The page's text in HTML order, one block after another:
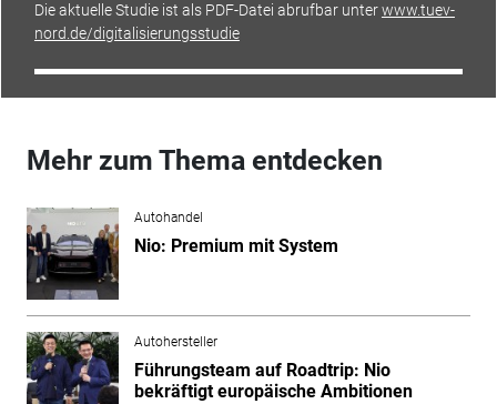
Die aktuelle Studie ist als PDF-Datei abrufbar unterwww.tuev-
nord.de/digitalisierungsstudie
Mehr zum Thema entdecken
Autohandel
Nio: Premium mit System
Autohersteller
Führungsteam auf Roadtrip: Nio
bekräftigt europäische Ambitionen